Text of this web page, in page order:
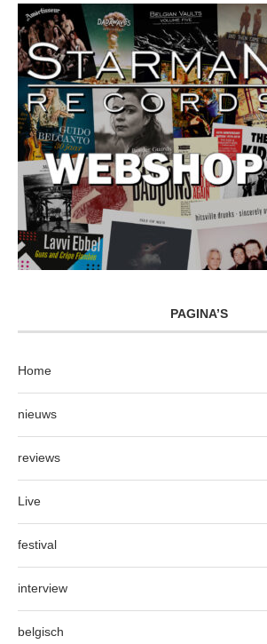
PAGINA’S
Home
nieuws
reviews
Live
festival
interview
belgisch